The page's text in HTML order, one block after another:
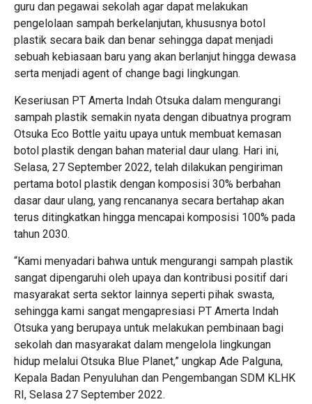
guru dan pegawai sekolah agar dapat melakukan
pengelolaan sampah berkelanjutan, khususnya botol
plastik secara baik dan benar sehingga dapat menjadi
sebuah kebiasaan baru yang akan berlanjut hingga dewasa
serta menjadi agent of change bagi lingkungan.
Keseriusan PT Amerta Indah Otsuka dalam mengurangi
sampah plastik semakin nyata dengan dibuatnya program
Otsuka Eco Bottle yaitu upaya untuk membuat kemasan
botol plastik dengan bahan material daur ulang. Hari ini,
Selasa, 27 September 2022, telah dilakukan pengiriman
pertama botol plastik dengan komposisi 30% berbahan
dasar daur ulang, yang rencananya secara bertahap akan
terus ditingkatkan hingga mencapai komposisi 100% pada
tahun 2030.
“Kami menyadari bahwa untuk mengurangi sampah plastik
sangat dipengaruhi oleh upaya dan kontribusi positif dari
masyarakat serta sektor lainnya seperti pihak swasta,
sehingga kami sangat mengapresiasi PT Amerta Indah
Otsuka yang berupaya untuk melakukan pembinaan bagi
sekolah dan masyarakat dalam mengelola lingkungan
hidup melalui Otsuka Blue Planet,” ungkap Ade Palguna,
Kepala Badan Penyuluhan dan Pengembangan SDM KLHK
RI, Selasa 27 September 2022.